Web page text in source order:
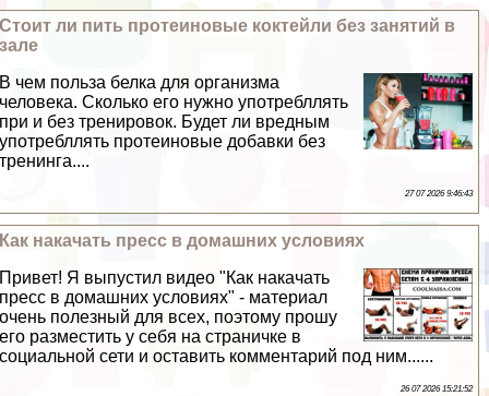
Стоит ли пить протеиновые коктейли без занятий в
зале
В чем польза белка для организма
человека. Сколько его нужно употрeбллять
при и без тренировок. Будет ли вредным
употрeбллять протеиновые добавки без
тренинга....
27 07 2026 9:46:43
Как накачать пресс в домашних условиях
Привет! Я выпустил видео "Как накачать
пресс в домашних условиях" - материал
очень полезный для всех, поэтому прошу
его разместить у себя на страничке в
социальной сети и оставить комментарий под ним......
26 07 2026 15:21:52